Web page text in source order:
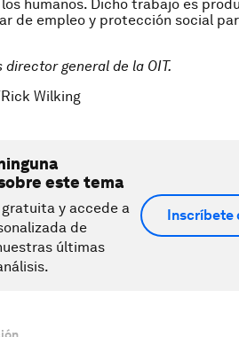
humanos. Dicho trabajo es
de empleo y protección social
director general de la OIT.
Wilking
este tema
y accede a
de
últimas